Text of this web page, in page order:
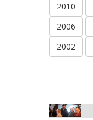
2010
2006
2002